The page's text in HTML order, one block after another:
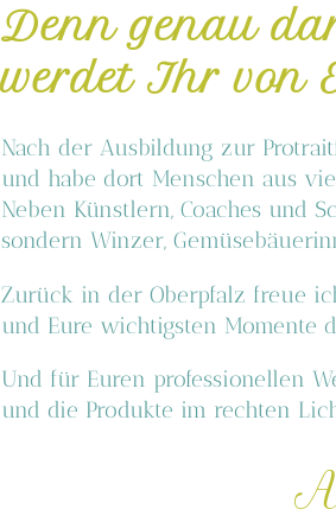
Denn genau
werdet Ihr von
Nach der Ausbildung zur
und habe dort Menschen aus
Neben Künstlern, Coaches und
sondernWinzer,
Zurück in der Oberpfalz freue
und Eure wichtigsten Momente
Und für Euren professionellen
und die Produkte im rechten